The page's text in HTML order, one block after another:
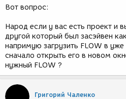
н
я
Вот вопрос:
Народ если у вас есть проект и
другой который был засэйвен
напримую загрузить FLOW в
сначало открыть его в новом
нужный FLOW ?
Григорий Чаленко